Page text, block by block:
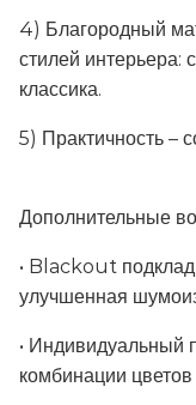
4) Благородный
стилей интерьера:
классика.
5) Практичность –
Дополнительные
• Blackout
улучшенная
• Индивидуальный
комбинации цветов